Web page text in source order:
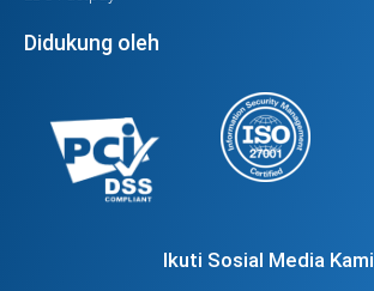
Didukung oleh
Ikuti Sosial Media Kami